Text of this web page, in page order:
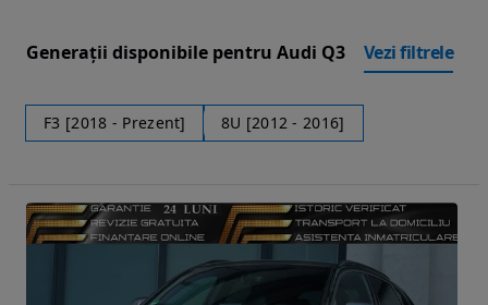
Generații disponibile pentru Audi Q3 Vezi filtrele
F3 [2018 - Prezent] 8U [2012 - 2016]